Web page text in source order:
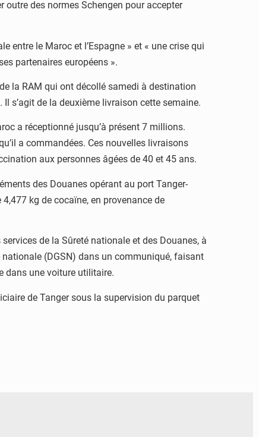
outre des normes Schengen pour accepter
entre le Maroc et l’Espagne » et « une crise qui
partenaires européens ».
la RAM qui ont décollé samedi à destination
s’agit de la deuxième livraison cette semaine.
a réceptionné jusqu’à présent 7 millions.
a commandées. Ces nouvelles livraisons
aux personnes âgées de 40 et 45 ans.
des Douanes opérant au port Tanger-
kg de cocaïne, en provenance de
de la Sûreté nationale et des Douanes, à
(DGSN) dans un communiqué, faisant
dans une voiture utilitaire.
de Tanger sous la supervision du parquet